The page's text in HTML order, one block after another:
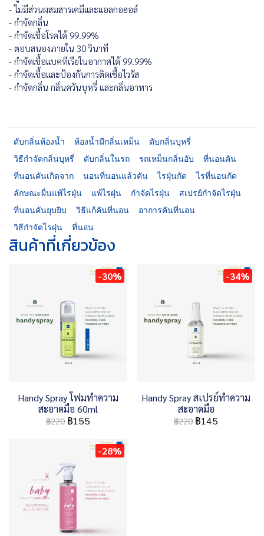
- ไม่มีส่วนผสมสารเคมีและแอลกอฮอล์
- กำจัดกลิ่น
- กำจัดเชื้อโรคได้ 99.99%
- ตอบสนองภายใน 30 วินาที
- กำจัดเชื้อแบคทีเรียในอากาศได้ 99.99%
- กำจัดเชื้อและป้องกันการติดเชื้อไวรัส
- กำจัดกลิ่น กลิ่นควันบุหรี่ และกลิ่นอาหาร
ดับกลิ่นห้องน้ำ ห้องน้ำมีกลิ่นเหม็น
ดับกลิ่นบุหรี่
วิธีกำจัดกลิ่นบุหรี่
ดับกลิ่นในรถ รถเหม็นกลิ่นอับ
ที่นอนคัน
ที่นอนคันเกิดจาก
นอนที่นอนแล้วคัน ไรฝุ่นกัด
ไรที่นอนกัด
ลักษณะผื่นแพ้ไรฝุ่น
แพ้ไรฝุ่น กำจัดไรฝุ่น
สเปรย์กำจัดไรฝุ่น
ที่นอนคันยุบยิบ
วิธีแก้คันที่นอน
อาการคันที่นอน
วิธีกำจัดไรฝุ่น
ที่นอน
สินค้าที่เกี่ยวข้อง
-30%
Handy Spray โฟมทำความ
สะอาดมือ 60ml
฿220 ฿155
-34%
Handy Spray สเปรย์ทำความ
สะอาดมือ
฿220 ฿145
-28%